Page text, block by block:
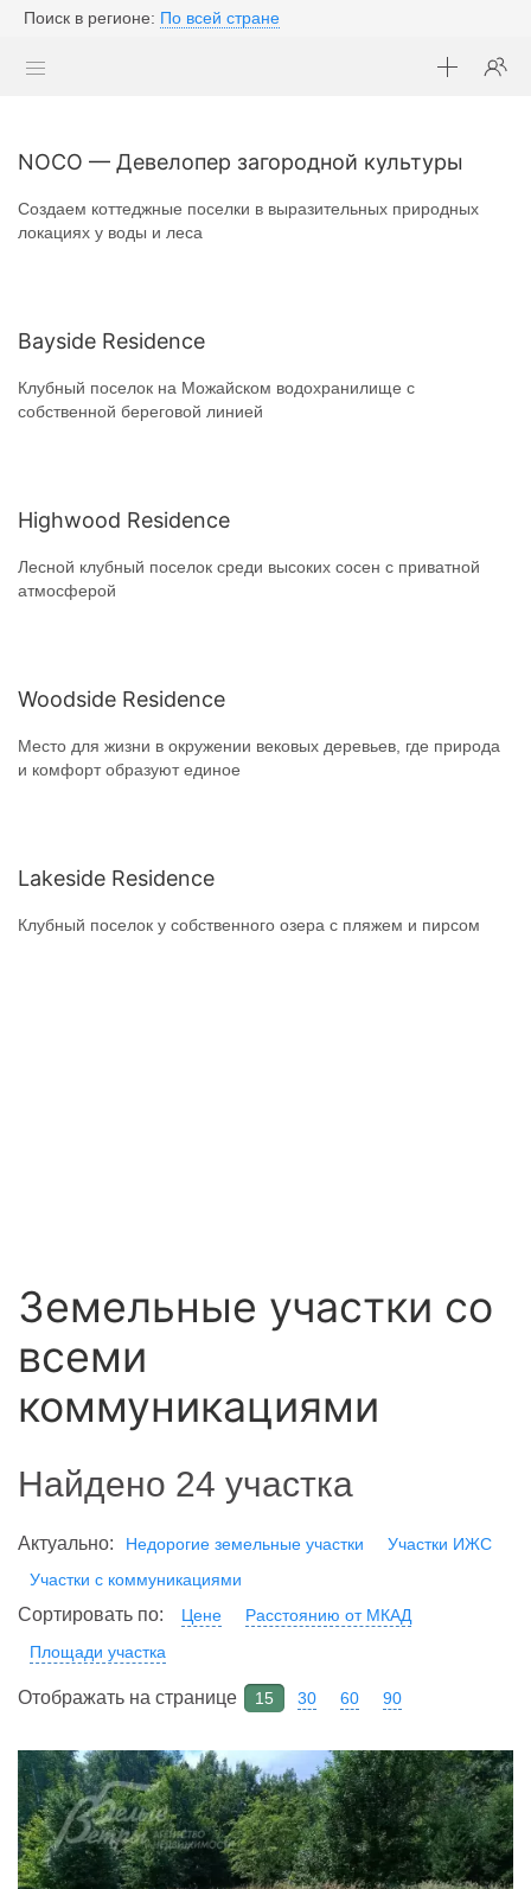
Поиск в регионе: По всей стране
NOCO — Девелопер загородной культуры
Создаем коттеджные поселки в выразительных природных
локациях у воды и леса
Bayside Residence
Клубный поселок на Можайском водохранилище с
собственной береговой линией
Highwood Residence
Лесной клубный поселок среди высоких сосен с приватной
атмосферой
Woodside Residence
Место для жизни в окружении вековых деревьев, где природа
и комфорт образуют единое
Lakeside Residence
Клубный поселок у собственного озера с пляжем и пирсом
Земельные участки со
всеми
коммуникациями
Найдено 24 участка
Актуально: Недорогие земельные участки
Участки ИЖС
Участки с коммуникациями
Сортировать по: Цене
Расстоянию от МКАД
Площади участка
Отображать на странице 15 30 60 90